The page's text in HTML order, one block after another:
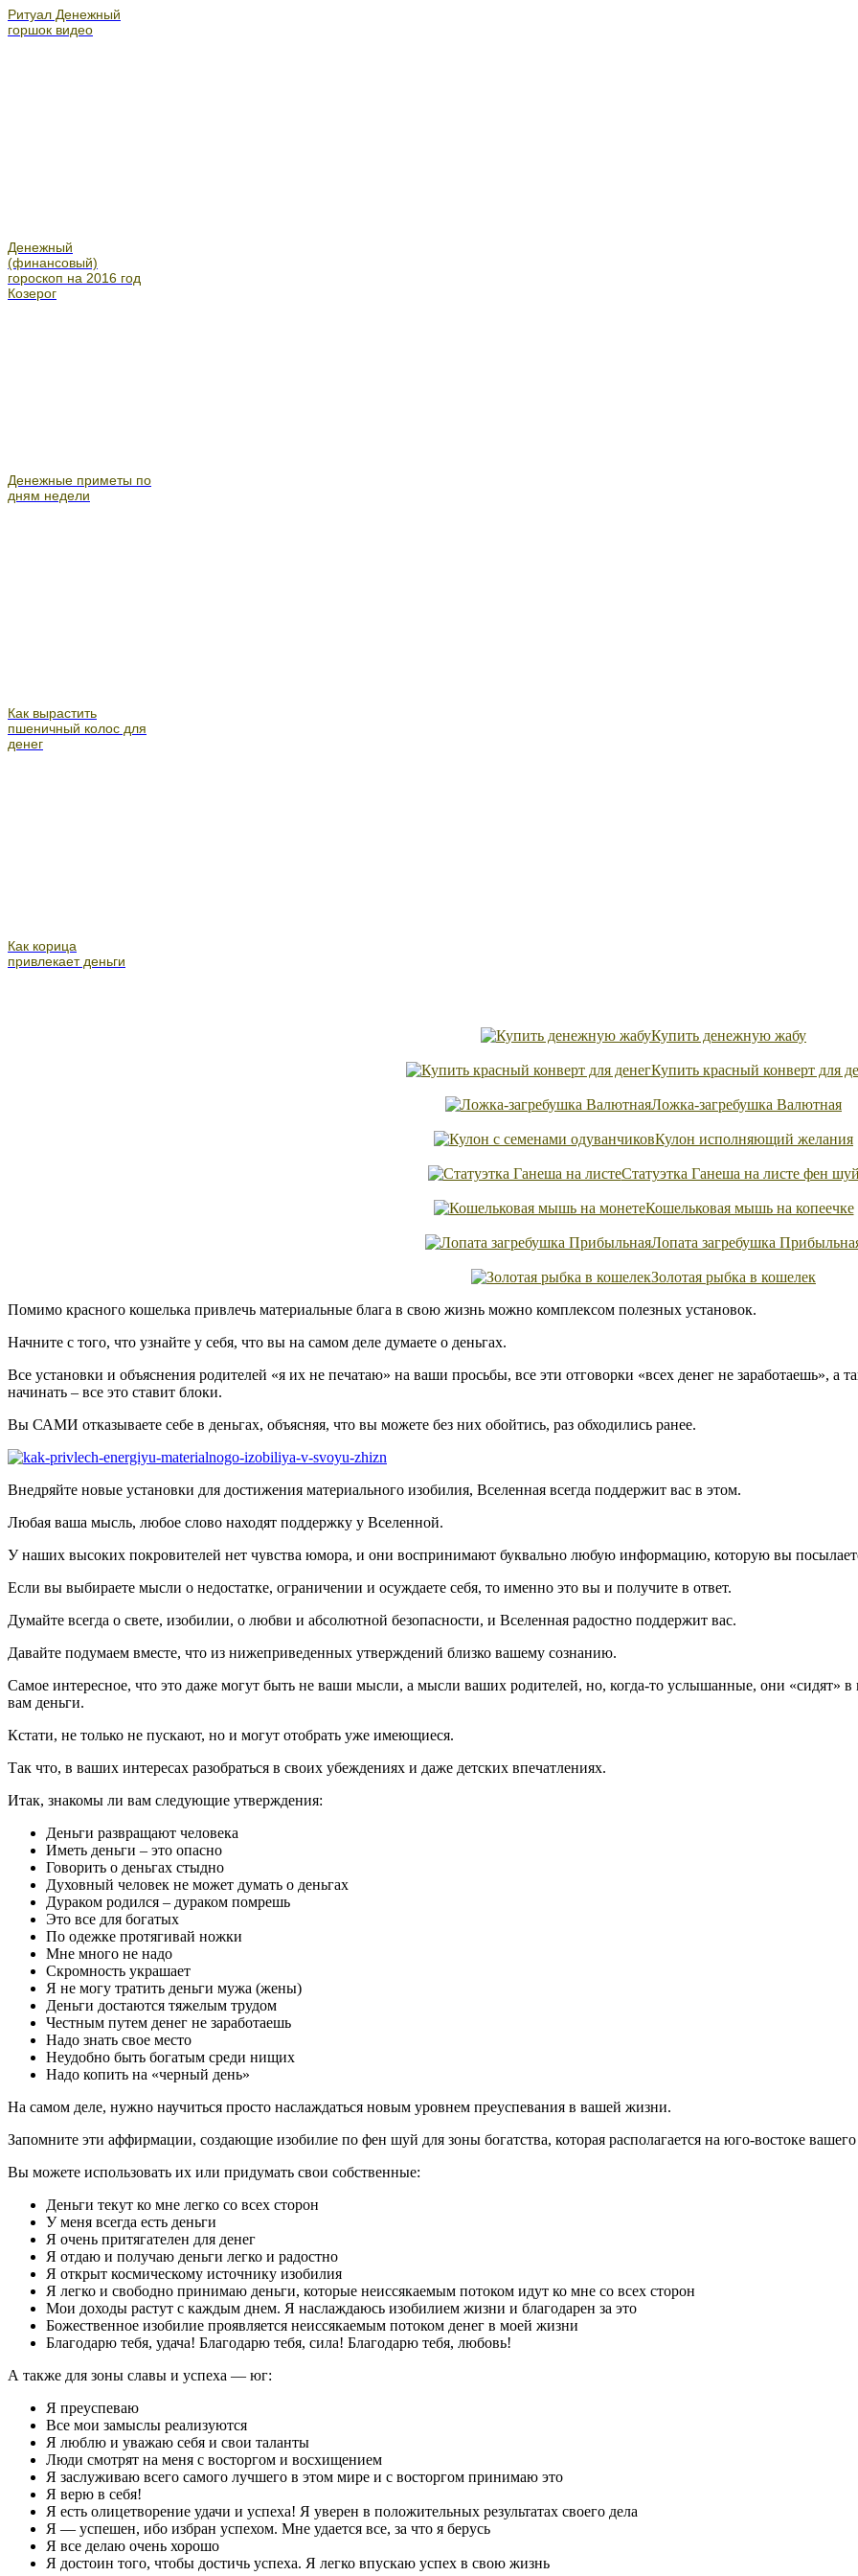
Ритуал Денежный
горшок видео
Денежный
(финансовый)
гороскоп на 2016 год
Козерог
Денежные приметы по
дням недели
Как вырастить
пшеничный колос для
денег
Как корица
привлекает деньги
Купить денежную жабу
Купить красный конверт для
Ложка-загребушка Валютная
Кулон исполняющий желания
Статуэтка Ганеша на листе фен шуй
Кошельковая мышь на копеечке
Лопата загребушка
Золотая рыбка в кошелек
Помимо красного кошелька привлечь материальные блага в свою жизнь можно комплексом полезных установок.
Начните с того, что узнайте у себя, что вы на самом деле думаете о деньгах.
Все установки и объяснения родителей «я их не печатаю» на ваши просьбы, все эти отговорки «всех денег не заработаешь», а
начинать – все это ставит блоки.
Вы САМИ отказываете себе в деньгах, объясняя, что вы можете без них обойтись, раз обходились ранее.
Внедряйте новые установки для достижения материального изобилия, Вселенная всегда поддержит вас в этом.
Любая ваша мысль, любое слово находят поддержку у Вселенной.
У наших высоких покровителей нет чувства юмора, и они воспринимают буквально любую информацию, которую вы
Если вы выбираете мысли о недостатке, ограничении и осуждаете себя, то именно это вы и получите в ответ.
Думайте всегда о свете, изобилии, о любви и абсолютной безопасности, и Вселенная радостно поддержит вас.
Давайте подумаем вместе, что из нижеприведенных утверждений близко вашему сознанию.
Самое интересное, что это даже могут быть не ваши мысли, а мысли ваших родителей, но, когда-то услышанные, они «сидят»
вам деньги.
Кстати, не только не пускают, но и могут отобрать уже имеющиеся.
Так что, в ваших интересах разобраться в своих убеждениях и даже детских впечатлениях.
Итак, знакомы ли вам следующие утверждения:
Деньги развращают человека
Иметь деньги – это опасно
Говорить о деньгах стыдно
Духовный человек не может думать о деньгах
Дураком родился – дураком помрешь
Это все для богатых
По одежке протягивай ножки
Мне много не надо
Скромность украшает
Я не могу тратить деньги мужа (жены)
Деньги достаются тяжелым трудом
Честным путем денег не заработаешь
Надо знать свое место
Неудобно быть богатым среди нищих
Надо копить на «черный день»
На самом деле, нужно научиться просто наслаждаться новым уровнем преуспевания в вашей жизни.
Запомните эти аффирмации, создающие изобилие по фен шуй для зоны богатства, которая располагается на юго-востоке
Вы можете использовать их или придумать свои собственные:
Деньги текут ко мне легко со всех сторон
У меня всегда есть деньги
Я очень притягателен для денег
Я отдаю и получаю деньги легко и радостно
Я открыт космическому источнику изобилия
Я легко и свободно принимаю деньги, которые неиссякаемым потоком идут ко мне со всех сторон
Мои доходы растут с каждым днем. Я наслаждаюсь изобилием жизни и благодарен за это
Божественное изобилие проявляется неиссякаемым потоком денег в моей жизни
Благодарю тебя, удача! Благодарю тебя, сила! Благодарю тебя, любовь!
А также для зоны славы и успеха — юг:
Я преуспеваю
Все мои замыслы реализуются
Я люблю и уважаю себя и свои таланты
Люди смотрят на меня с восторгом и восхищением
Я заслуживаю всего самого лучшего в этом мире и с восторгом принимаю это
Я верю в себя!
Я есть олицетворение удачи и успеха! Я уверен в положительных результатах своего дела
Я — успешен, ибо избран успехом. Мне удается все, за что я берусь
Я все делаю очень хорошо
Я достоин того, чтобы достичь успеха. Я легко впускаю успех в свою жизнь